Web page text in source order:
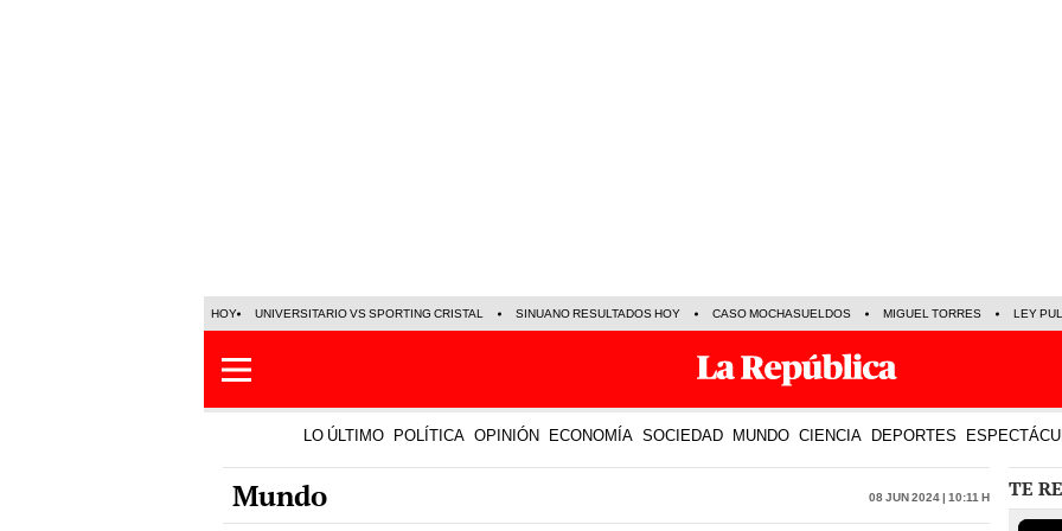
HOY UNIVERSITARIO VS SPORTING CRISTAL SINUANO RESULTADOS HOY CASO MOCHASUELDOS MIGUEL TORRES LEY
LO ÚLTIMO POLÍTICA OPINIÓN ECONOMÍA SOCIEDAD MUNDO CIENCIA DEPORTES
Mundo 08 Jun 2024 | 10:11 h TE